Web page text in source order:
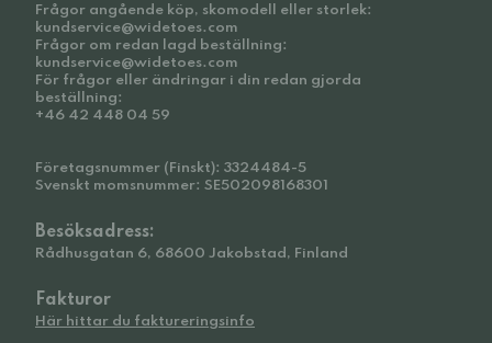
Frågor angående köp, skomodell eller storlek:
kundservice@widetoes.com
Frågor om redan lagd beställning:
kundservice@widetoes.com
För frågor eller ändringar i din redan gjorda
beställning:
+46 42 448 04 59
Företagsnummer (Finskt): 3324484-5
Svenskt momsnummer: SE502098168301
Besöksadress:
Rådhusgatan 6, 68600 Jakobstad, Finland
Fakturor
Här hittar du faktureringsinfo